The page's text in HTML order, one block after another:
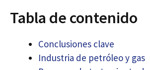
Tabla de contenido
Conclusiones clave
Industria de petróleo y gas